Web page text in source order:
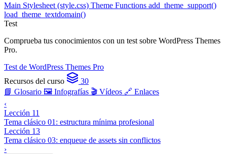
Main Stylesheet (style.css) Theme Functions add_theme_support()
load_theme_textdomain()
Test
Comprueba tus conocimientos con un test sobre WordPress Themes
Pro.
Test de WordPress Themes Pro
Recursos del curso
30
📘 Glosario 🖼️ Infografías 🎬 Vídeos 🔗 Enlaces
‹
Lección 11
Tema clásico 01: estructura mínima profesional
Lección 13
Tema clásico 03: enqueue de assets sin conflictos
›